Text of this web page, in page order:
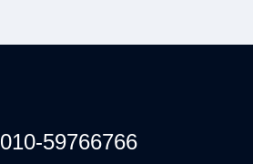
010-59766766